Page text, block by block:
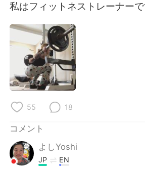
Deutsch
Русский
Português
私はフィットネストレーナー
55 18
コメント
よしYoshi
JP EN